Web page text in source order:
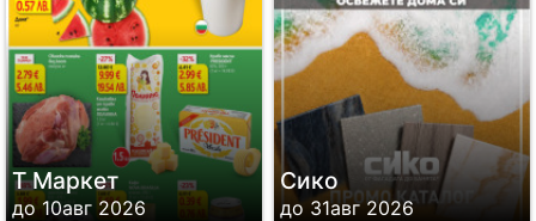
Т Маркет
до 10авг 2026
Сико
до 31авг 2026